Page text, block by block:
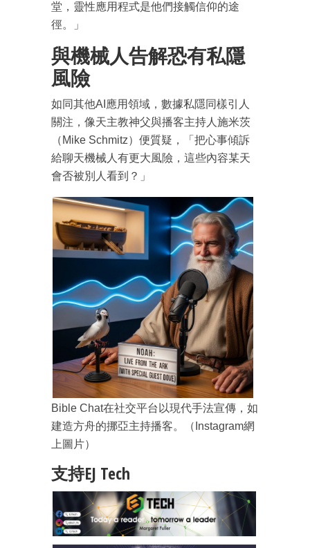
堂，靈性應用程式是他們接觸信仰的途
徑。」
與機械人告解恐有私隱
風險
如同其他AI應用領域，數據私隱同樣引人
關注，像天主教神父與播客主持人施米茨
（Mike Schmitz）便質疑，「把心事傾訴
給聊天機械人有更大風險，這些內容某天
會否被別人看到？」
Bible Chat在社交平台以現代手法宣傳，如
建造方舟的挪亞主持播客。（Instagram網
上圖片）
支持EJ Tech
成為 EJ Tech 會員
最新資訊（附創業懶人包）